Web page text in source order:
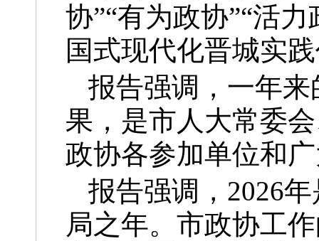
协”“有为政协”“活
国式现代化晋城实
报告强调，一年
果，是市人大常委
政协各参加单位和
报告强调，2026
局之年。市政协工